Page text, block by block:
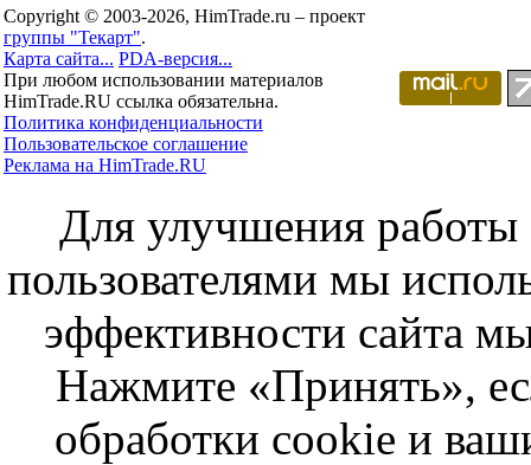
Copyright © 2003-2026, HimTrade.ru – проект
группы "Текарт".
Карта сайта... PDA-версия...
При любом использовании материалов
HimTrade.RU ссылка обязательна.
Политика конфиденциальности
Пользовательское соглашение
Реклама на HimTrade.RU
Для улучшения работы
пользователями мы
эффективности сайта
Нажмите «Принять»,
обработки cookie и